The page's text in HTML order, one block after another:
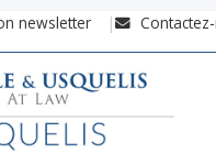
newsletter